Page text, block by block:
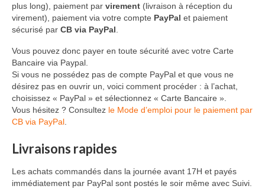
plus long), paiement par virement (livraison à réception du
virement), paiement via votre compte PayPal et paiement
sécurisé par CB via PayPal
Vous pouvez donc payer en toute sécurité avec votre Carte
Bancaire via Paypal.
Si vous ne possédez pas de compte PayPal et que vous ne
désirez pas en ouvrir un, voici comment procéder : à l’achat,
choisissez « PayPal » et sélectionnez « Carte Bancaire ».
Vous hésitez ? Consultez le Mode d’emploi pour le paiement par
CB via PayPal
Livraisons rapides
Les achats commandés dans la journée avant 17H et payés
immédiatement par PayPal sont postés le soir même avec Suivi.